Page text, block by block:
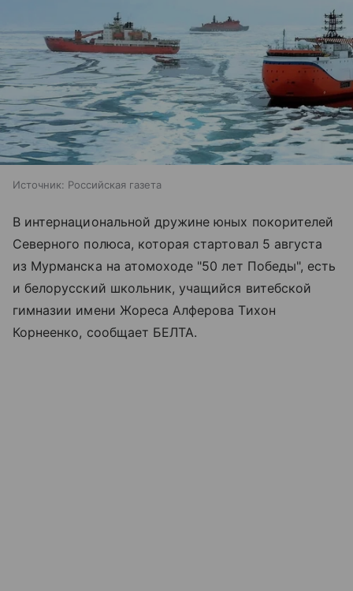
Источник: Российская газета
В интернациональной дружине юных покорителей
Северного полюса, которая стартовал 5 августа
из Мурманска на атомоходе "50 лет Победы", есть
и белорусский школьник, учащийся витебской
гимназии имени Жореса Алферова Тихон
Корнеенко, сообщает БЕЛТА.